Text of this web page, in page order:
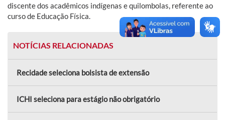
discente dos acadêmicos indígenas e quilombolas, referente ao
curso de Educação Física.
NOTÍCIAS RELACIONADAS
Recidade seleciona bolsista de extensão
ICHI seleciona para estágio não obrigatório